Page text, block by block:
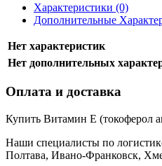
Характеристики (0)
Дополнительные
Нет характеристик
Нет дополнительных
Оплата и доставка
Купить Витамин E (токоферол
Наши специалисты по
Полтава, Ивано-Франковск,